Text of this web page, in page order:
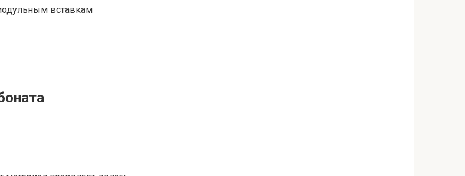
вставкам